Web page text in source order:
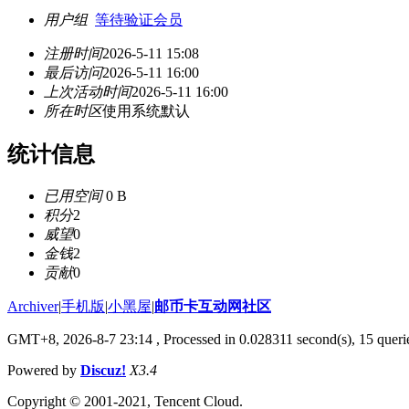
用户组 等待验证会员
注册时间2026-5-11 15:08
最后访问2026-5-11 16:00
上次活动时间2026-5-11 16:00
所在时区使用系统默认
统计信息
已用空间0 B
积分2
威望0
金钱2
贡献0
Archiver|手机版|小黑屋|邮币卡互动网社区
GMT+8, 2026-8-7 23:14 , Processed in 0.028311 second(s), 15
Powered by Discuz! X3.4
Copyright © 2001-2021, Tencent Cloud.